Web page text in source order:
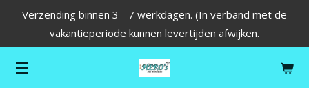
de
hoofdinhoud
Verzending binnen 3 - 7 werkdagen. (In verband met de
vakantieperiode kunnen levertijden afwijken.